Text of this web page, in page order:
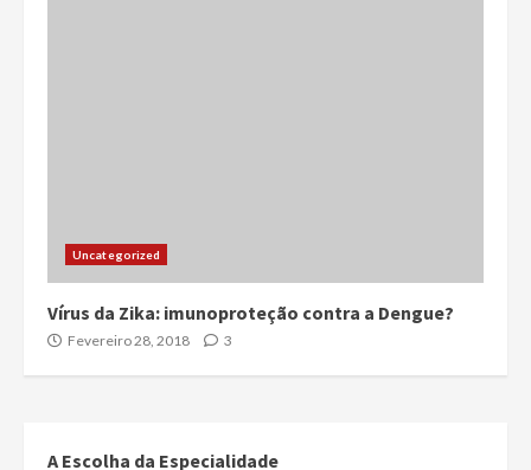
Uncategorized
Vírus da Zika: imunoproteção contra a Dengue?
Fevereiro 28, 2018 3
A Escolha da Especialidade